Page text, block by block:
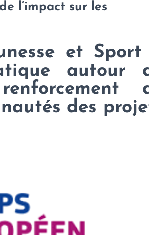
l’impact sur les
et Sport
autour
des